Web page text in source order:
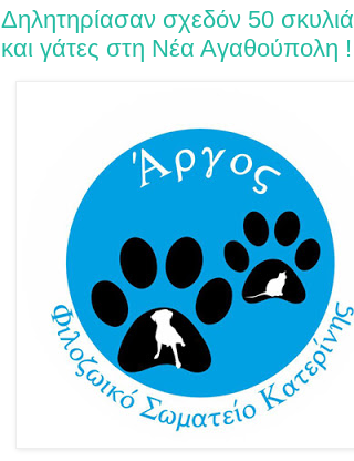
Δηλητηρίασαν σχεδόν 50 σκυλιά
και γάτες στη Νέα Αγαθούπολη !